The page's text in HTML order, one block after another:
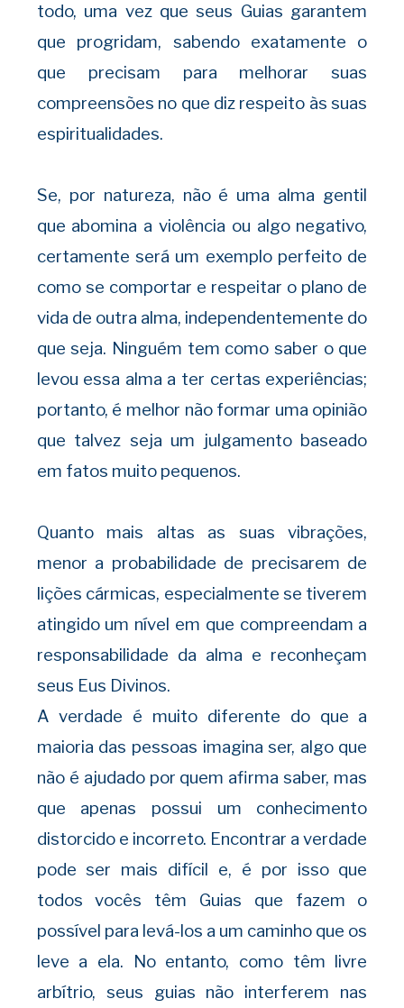
todo, uma vez que seus Guias garantem
que progridam, sabendo exatamente o
que precisam para melhorar suas
compreensões no que diz respeito às suas
espiritualidades.
Se, por natureza, não é uma alma gentil
que abomina a violência ou algo negativo,
certamente será um exemplo perfeito de
como se comportar e respeitar o plano de
vida de outra alma, independentemente do
que seja. Ninguém tem como saber o que
levou essa alma a ter certas experiências;
portanto, é melhor não formar uma opinião
que talvez seja um julgamento baseado
em fatos muito pequenos.
Quanto mais altas as suas vibrações,
menor a probabilidade de precisarem de
lições cármicas, especialmente se tiverem
atingido um nível em que compreendam a
responsabilidade da alma e reconheçam
seus Eus Divinos.
A verdade é muito diferente do que a
maioria das pessoas imagina ser, algo que
não é ajudado por quem afirma saber, mas
que apenas possui um conhecimento
distorcido e incorreto. Encontrar a verdade
pode ser mais difícil e, é por isso que
todos vocês têm Guias que fazem o
possível para levá-los a um caminho que os
leve a ela. No entanto, como têm livre
arbítrio, seus guias não interferem nas